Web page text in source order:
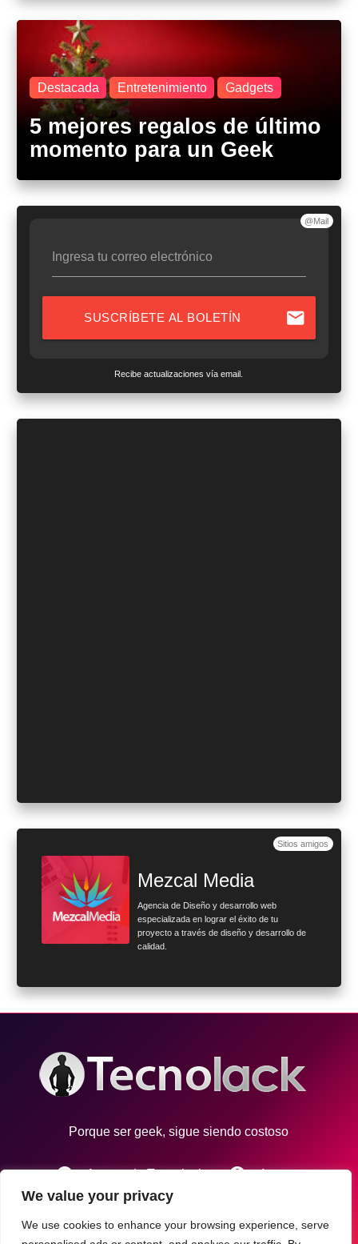
We value your privacy
We use cookies to enhance your browsing experience, serve
Destacada Entretenimiento Gadgets
5 mejores regalos de último
momento para un Geek
@Mail
Ingresa tu correo electrónico
SUSCRÍBETE AL BOLETÍN mail
Recibe actualizaciones vía email.
Sitios amigos
Mezcal Media
Agencia de Diseño y desarrollo web
especializada en lograr el éxito de tu
proyecto a través de diseño y desarrollo de
calidad.
Porque ser geek, sigue siendo costoso
info Acerca de Tecnolack account_circle Autores